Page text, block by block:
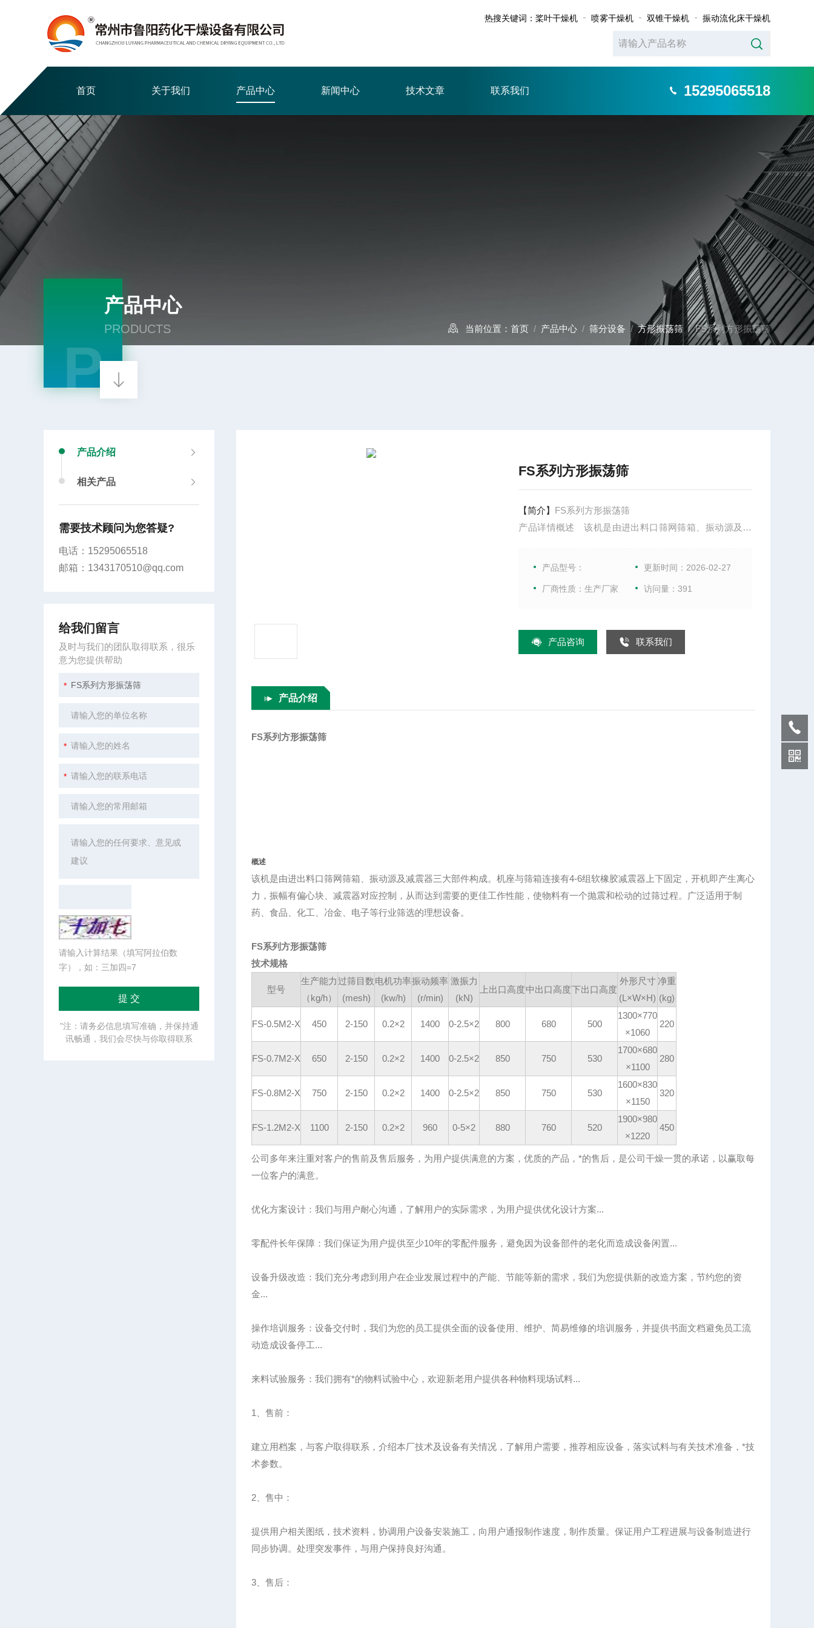
热搜关键词： 桨叶干燥机 喷雾干燥机 双锥干燥机 振动流化床干燥机
首页 关于我们 产品中心 新闻中心 技术文章 联系我们 15295065518
产品中心
PRODUCTS
P
当前位置： 首页 / 产品中心 / 筛分设备 /方形振荡筛 / FS系列方形振荡筛
FS系列方形振荡筛
【简介】 FS系列方形振荡筛
产品详情概述 该机是由进出料口筛网筛箱、振动源及减
产品型号： 更新时间：2026-02-27
厂商性质：生产厂家 访问量：391
产品咨询 联系我们
产品介绍
FS系列方形振荡筛
概述
该机是由进出料口筛网筛箱、振动源及减震器三大部件构成。机座与筛箱连接有4-6组软橡胶减震器上下固定，开机即产生离心
力，振幅有偏心块、减震器对应控制，从而达到需要的更佳工作性能，使物料有一个抛震和松动的过筛过程。广泛适用于制
药、食品、化工、冶金、电子等行业筛选的理想设备。
FS系列方形振荡筛
技术规格
型号
生产能力
（kg/h）
过筛目数
(mesh)
电机功率
(kw/h)
振动频率
(r/min)
激振力
(kN)
上出口高度中出口高度下出口高度
外形尺寸
(L×W×H)
净重
(kg)
FS-0.5M2-X 450 2-150 0.2×2 1400 0-2.5×2 800 680 500
1300×770
×1060
220
FS-0.7M2-X 650 2-150 0.2×2 1400 0-2.5×2 850 750 530
1700×680
×1100
280
FS-0.8M2-X 750 2-150 0.2×2 1400 0-2.5×2 850 750 530
1600×830
×1150
320
FS-1.2M2-X 1100 2-150 0.2×2 960 0-5×2 880 760 520
1900×980
×1220
450
公司多年来注重对客户的售前及售后服务，为用户提供满意的方案，优质的产品，*的售后，是公司干燥一贯的承诺，以赢取每
一位客户的满意。
优化方案设计：我们与用户耐心沟通，了解用户的实际需求，为用户提供优化设计方案...
零配件长年保障：我们保证为用户提供至少10年的零配件服务，避免因为设备部件的老化而造成设备闲置...
设备升级改造：我们充分考虑到用户在企业发展过程中的产能、节能等新的需求，我们为您提供新的改造方案，节约您的资
金...
操作培训服务：设备交付时，我们为您的员工提供全面的设备使用、维护、简易维修的培训服务，并提供书面文档避免员工流
动造成设备停工...
来料试验服务：我们拥有*的物料试验中心，欢迎新老用户提供各种物料现场试料...
1、售前：
建立用档案，与客户取得联系，介绍本厂技术及设备有关情况，了解用户需要，推荐相应设备，落实试料与有关技术准备，*技
术参数。
2、售中：
提供用户相关图纸，技术资料，协调用户设备安装施工，向用户通报制作速度，制作质量。保证用户工程进展与设备制造进行
同步协调。处理突发事件，与用户保持良好沟通。
3、售后：
产品介绍
相关产品
需要技术顾问为您答疑?
电话：15295065518
邮箱：1343170510@qq.com
给我们留言
及时与我们的团队取得联系，很乐
意为您提供帮助
请输入计算结果（填写阿拉伯数
字），如：三加四=7
"注：请务必信息填写准确，并保持通
讯畅通，我们会尽快与你取得联系